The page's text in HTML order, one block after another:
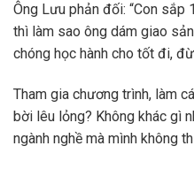
Ông Lưu phản đối: “Con sắp
thì làm sao ông dám giao
chóng học hành cho tốt đi,
Tham gia chương trình, làm
bời lêu lỏng? Không khác gì
ngành nghề mà mình không